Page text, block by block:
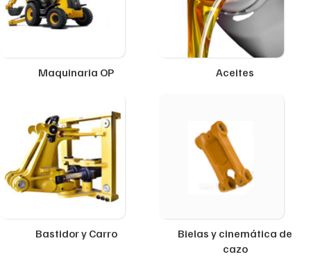
Maquinaria OP Aceites
Bastidor y Carro
Bielas y cinemática de
cazo